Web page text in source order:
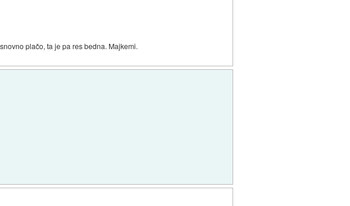
plačo, ta je pa res bedna. Majkemi.